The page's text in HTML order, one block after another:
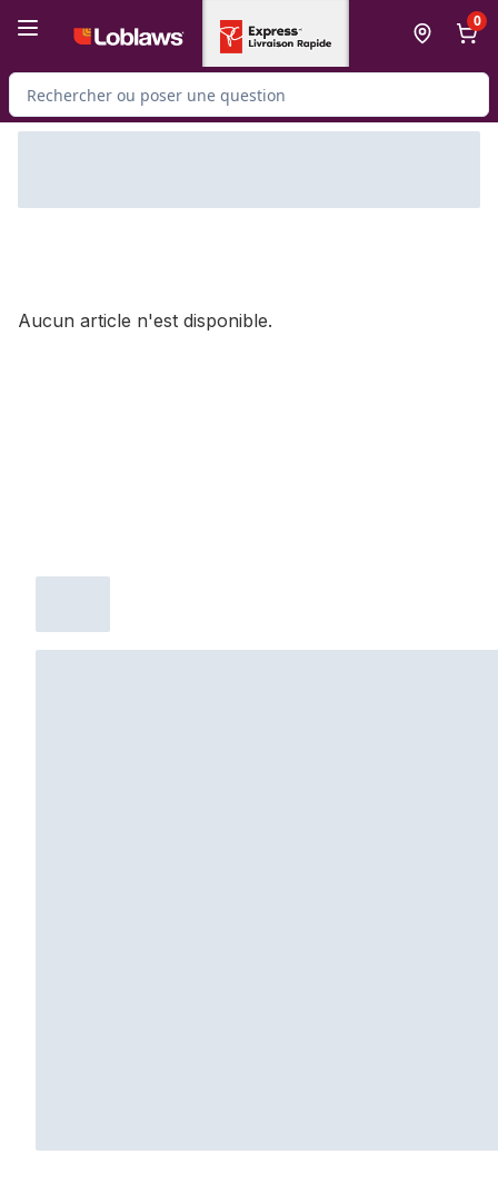
0
Rechercher des produits
Aucun article n'est disponible.